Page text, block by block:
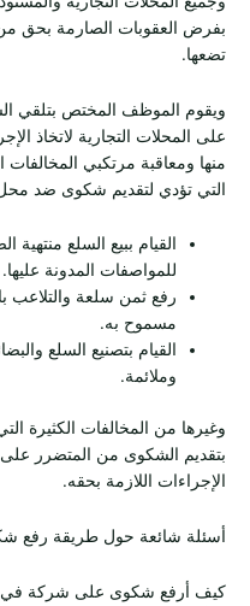
بفرض العقوبات الصارمة بحق من
تضعها.
ويقوم الموظف المختص بتلقي
على المحلات التجارية لاتخاذ
منها ومعاقبة مرتكبي
التي تؤدي لتقديم شكوى ضد محل
القيام ببيع السلع منتهية
للمواصفات المدونة عليها.
رفع ثمن سلعة والتلاعب
مسموح به.
القيام بتصنيع السلع
وملائمة.
وغيرها من المخالفات الكثيرة
بتقديم الشكوى من المتضرر على
الإجراءات اللازمة بحقه.
أسئلة شائعة حول طريقة رفع
كيف أرفع شكوى على شركة في